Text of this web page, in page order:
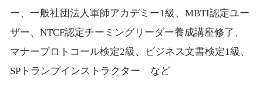
ー、一般社団法人軍師アカデミー1級、MBTI認定ユー
ザー、NTCF認定チーミングリーダー養成講座修了、
マナープロトコール検定2級、ビジネス文書検定1級、
SPトランプインストラクター など